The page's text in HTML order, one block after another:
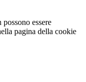
essere
pagina della cookie